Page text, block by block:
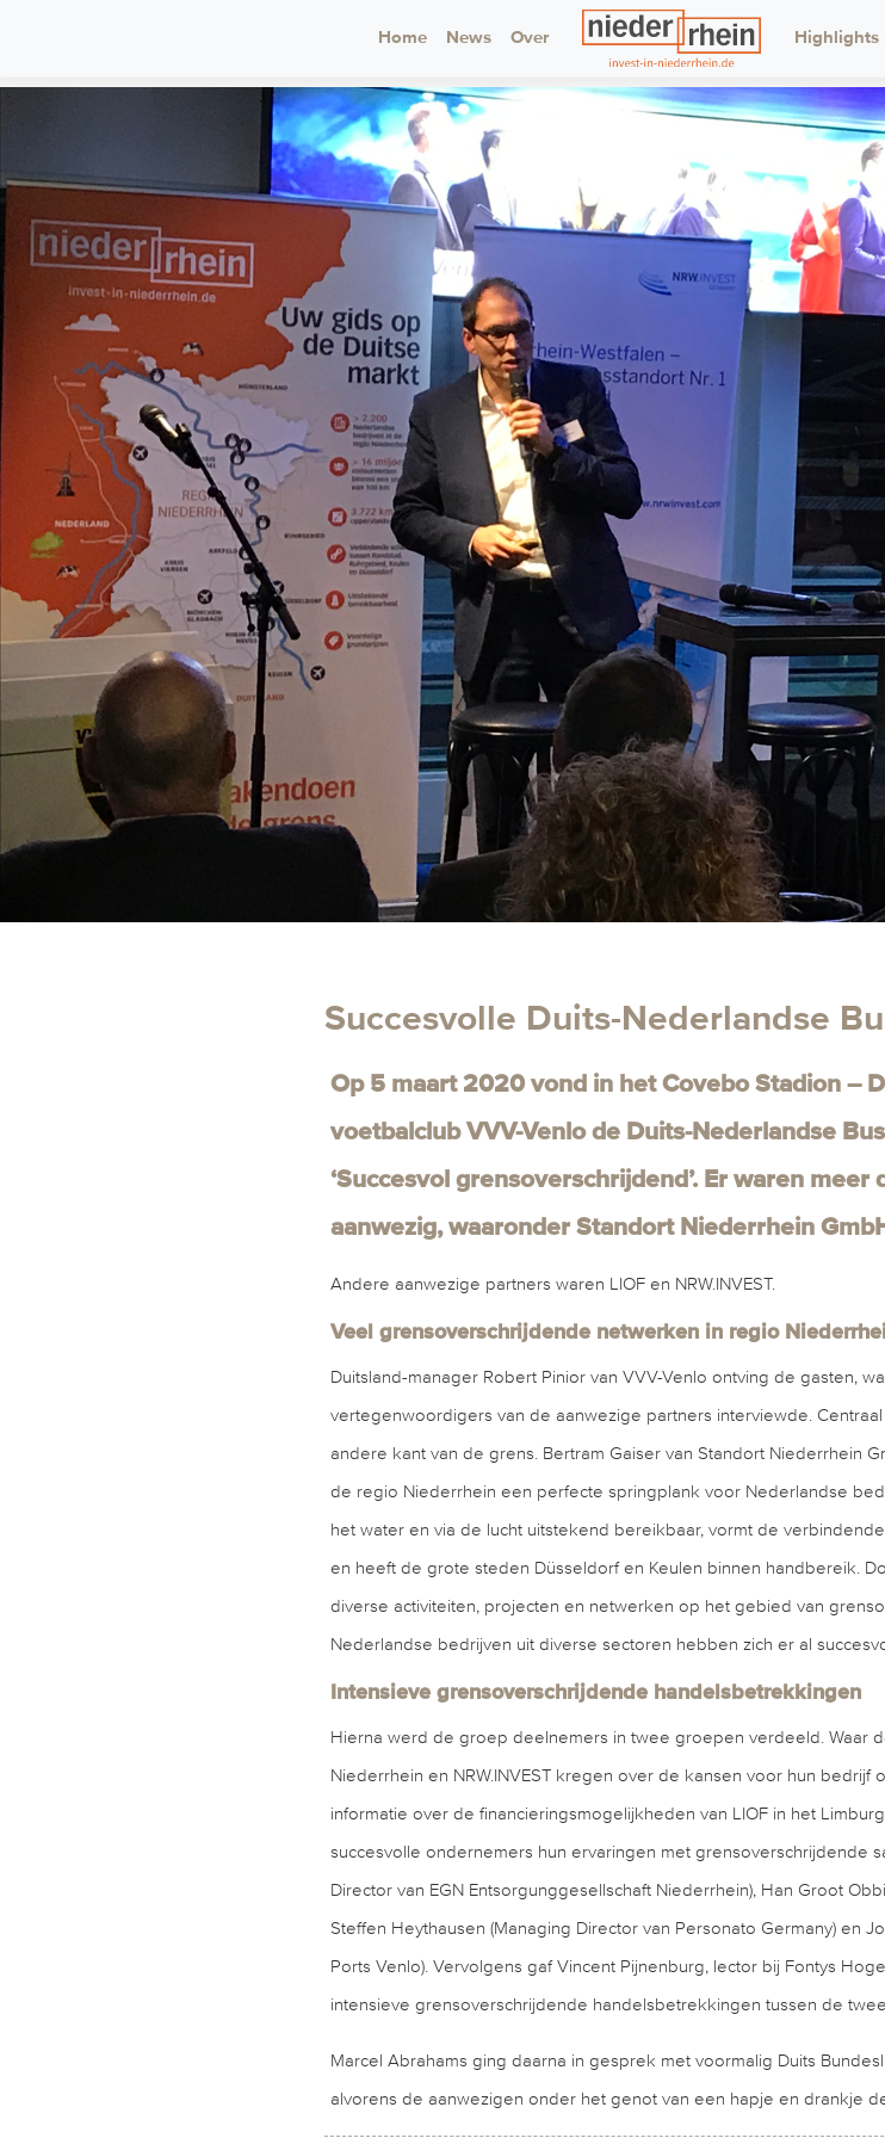
Home News Over Logo
Highlights
Succesvolle Duits-Nederlandse
Op 5 maart 2020 vond in het Covebo Stadion –
voetbalclub VVV-Venlo de Duits-Nederlandse
‘Succesvol grensoverschrijdend’. Er waren
aanwezig, waaronder Standort Niederrhein
Andere aanwezige partners waren LIOF en NRW.INVEST.
Veel grensoverschrijdende netwerken in regio
Duitsland-manager Robert Pinior van VVV-Venlo ontving de gasten,
vertegenwoordigers van de aanwezige partners interviewde.
andere kant van de grens. Bertram Gaiser van Standort Niederrhein
de regio Niederrhein een perfecte springplank voor Nederlandse
het water en via de lucht uitstekend bereikbaar, vormt de
en heeft de grote steden Düsseldorf en Keulen binnen handbereik.
diverse activiteiten, projecten en netwerken op het gebied van
Nederlandse bedrijven uit diverse sectoren hebben zich er al
Intensieve grensoverschrijdende handelsbetrekkingen
Hierna werd de groep deelnemers in twee groepen verdeeld. Waar
Niederrhein en NRW.INVEST kregen over de kansen voor hun
informatie over de financieringsmogelijkheden van LIOF in het
succesvolle ondernemers hun ervaringen met grensoverschrijdende
Director van EGN Entsorgunggesellschaft Niederrhein), Han Groot
Steffen Heythausen (Managing Director van Personato Germany) en
Ports Venlo). Vervolgens gaf Vincent Pijnenburg, lector bij Fontys
intensieve grensoverschrijdende handelsbetrekkingen tussen de
Marcel Abrahams ging daarna in gesprek met voormalig Duits
alvorens de aanwezigen onder het genot van een hapje en drankje